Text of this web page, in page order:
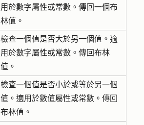
用於數字屬性或常數。傳回一個布
林值。
檢查一個值是否大於另一個值。適
用於數字屬性或常數。傳回布林
值。
檢查一個值是否小於或等於另一個
值。適用於數值屬性或常數。傳回
布林值。